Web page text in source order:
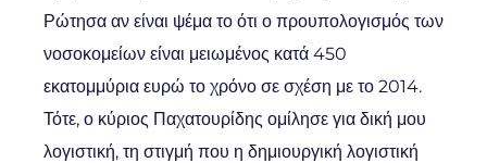
Ρώτησα αν είναι ψέμα το ότι ο προυπολογισμός των
νοσοκομείων είναι μειωμένος κατά 450
εκατομμύρια ευρώ το χρόνο σε σχέση με το 2014.
Τότε, ο κύριος Παχατουρίδης ομίλησε για δική μου
λογιστική, τη στιγμή που η δημιουργική λογιστική